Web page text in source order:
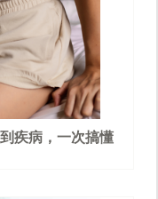
疾病，一次搞懂